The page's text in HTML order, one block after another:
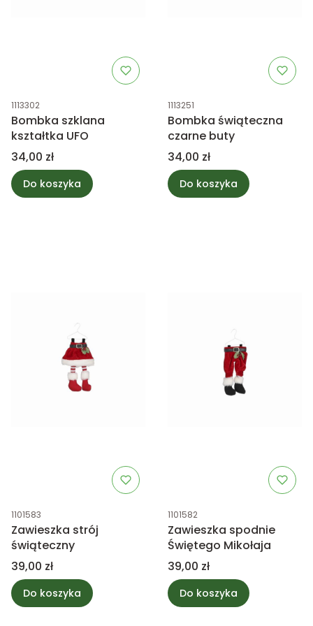
Kod produktu
1113302
Bombka szklana
kształtka UFO
Cena
34,00 zł
Do koszyka
Kod produktu
1113251
Bombka świąteczna
czarne buty
Cena
34,00 zł
Do koszyka
Kod produktu
1101583
Zawieszka strój
świąteczny
Cena
39,00 zł
Do koszyka
Kod produktu
1101582
Zawieszka spodnie
Świętego Mikołaja
Cena
39,00 zł
Do koszyka